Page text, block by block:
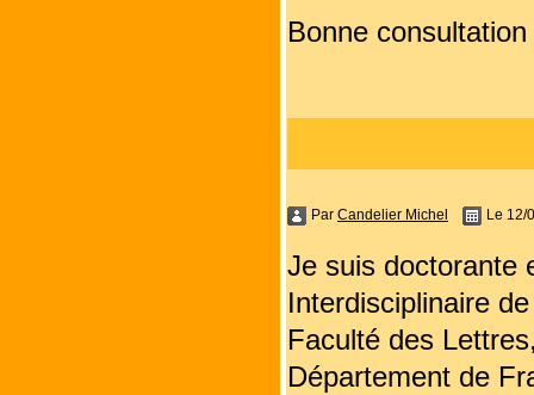
Bonne consultation
Par Candelier Michel Le 12/
Je suis doctorante
Interdisciplinaire
Faculté des
Département de